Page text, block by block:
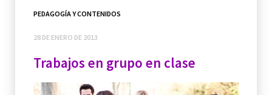
PEDAGOGÍA Y CONTENIDOS
28 DE ENERO DE 2013
Trabajos en grupo en clase